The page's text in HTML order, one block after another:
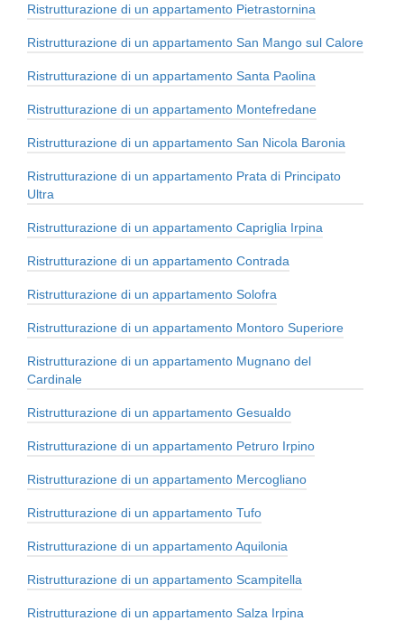
Ristrutturazione di un appartamento Pietrastornina
Ristrutturazione di un appartamento San Mango sul Calore
Ristrutturazione di un appartamento Santa Paolina
Ristrutturazione di un appartamento Montefredane
Ristrutturazione di un appartamento San Nicola Baronia
Ristrutturazione di un appartamento Prata di Principato
Ultra
Ristrutturazione di un appartamento Capriglia Irpina
Ristrutturazione di un appartamento Contrada
Ristrutturazione di un appartamento Solofra
Ristrutturazione di un appartamento Montoro Superiore
Ristrutturazione di un appartamento Mugnano del
Cardinale
Ristrutturazione di un appartamento Gesualdo
Ristrutturazione di un appartamento Petruro Irpino
Ristrutturazione di un appartamento Mercogliano
Ristrutturazione di un appartamento Tufo
Ristrutturazione di un appartamento Aquilonia
Ristrutturazione di un appartamento Scampitella
Ristrutturazione di un appartamento Salza Irpina